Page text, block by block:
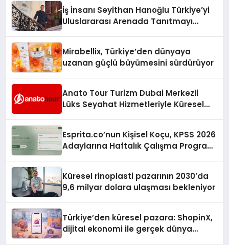
İş İnsanı Seyithan Hanoğlu Türkiye’yi
Uluslararası Arenada Tanıtmayı
Mirabellix, Türkiye’den dünyaya
uzanan güçlü büyümesini sürdürüyor
Anato Tour Turizm Dubai Merkezli
Lüks Seyahat Hizmetleriyle Küresel
Esprita.co’nun Kişisel Koçu, KPSS 2026
Adaylarına Haftalık Çalışma Programı
Küresel rinoplasti pazarının 2030’da
9,6 milyar dolara ulaşması bekleniyor
Türkiye’den küresel pazara: ShopinX,
dijital ekonomi ile gerçek dünya